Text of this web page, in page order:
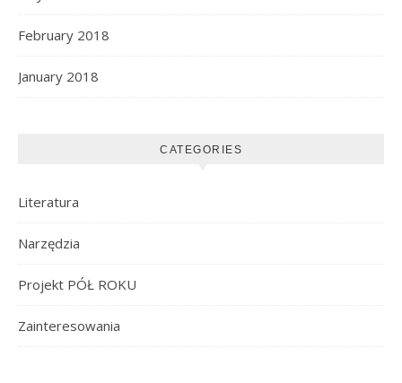
February 2018
January 2018
CATEGORIES
Literatura
Narzędzia
Projekt PÓŁ ROKU
Zainteresowania